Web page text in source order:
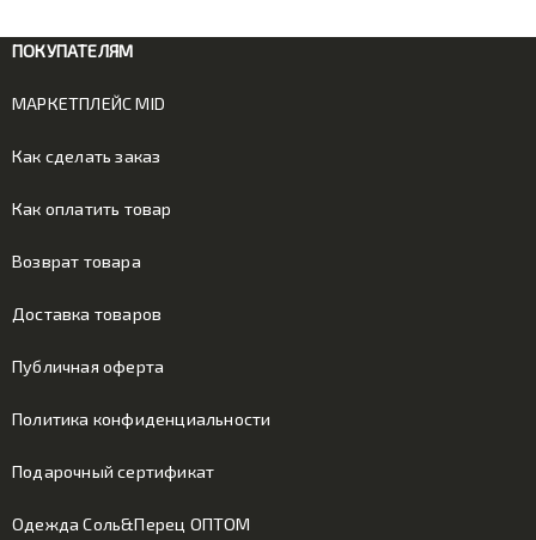
ПОКУПАТЕЛЯМ
МАРКЕТПЛЕЙС MID
Как сделать заказ
Как оплатить товар
Возврат товара
Доставка товаров
Публичная оферта
Политика конфиденциальности
Подарочный сертификат
Одежда Соль&Перец ОПТОМ